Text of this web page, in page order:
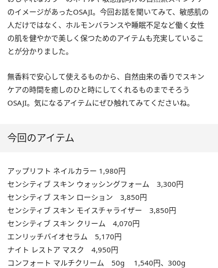
のイメージがあったOSAJI。今回お話を聞いてみて、敏感肌の
人だけではなく、ホルモンバランスや睡眠不足など働く女性
の肌を健やかで美しく保つためのアイテムも充実しているこ
とが分かりました。
無香料で安心して使えるものから、自然由来の香りでスキン
ケアの時間を癒しのひと時にしてくれるものまでそろう
OSAJI。気になるアイテムにぜひ触れてみてくださいね。
今回のアイテム
アップリフト ネイルカラー 1,980円
センシティブ スキン ウォッシングフォーム 3,300円
センシティブ スキン ローション 3,850円
センシティブ スキン モイスチャライザー 3,850円
センシティブ スキン クリーム 4,070円
エンリッチバイオセラム 5,170円
ナイト レストア マスク 4,950円
コンフォート マルチクリーム 50g 1,540円、300g